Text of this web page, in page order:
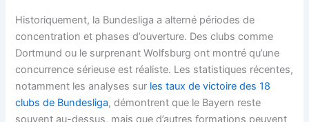
Historiquement, la Bundesliga a alterné périodes de
concentration et phases d’ouverture. Des clubs comme
Dortmund ou le surprenant Wolfsburg ont montré qu’une
concurrence sérieuse est réaliste. Les statistiques récentes,
notamment les analyses sur les taux de victoire des 18
clubs de Bundesliga, démontrent que le Bayern reste
souvent au-dessus, mais que d’autres formations peuvent